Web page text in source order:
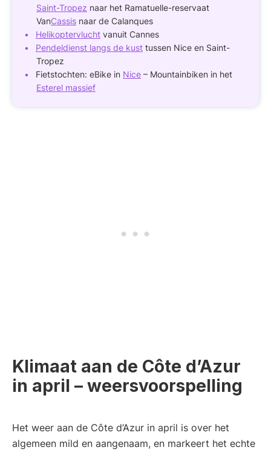
Saint-Tropez naar het Ramatuelle-reservaat
VanCassis naar de Calanques
Helikoptervlucht vanuit Cannes
Pendeldienst langs de kust tussen Nice en Saint-
Tropez
Fietstochten: eBike in Nice – Mountainbiken in het
Esterel massief
Klimaat aan de Côte d’Azur
in april – weersvoorspelling
Het weer aan de Côte d’Azur in april is over het
algemeen mild en aangenaam, en markeert het echte